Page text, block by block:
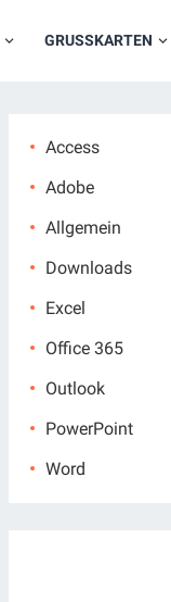
GRUSSKARTEN
Access
Adobe
Allgemein
Downloads
Excel
Office 365
Outlook
PowerPoint
Word